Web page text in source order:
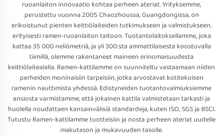
ruoanlaiton innovaatio kohtaa perheen ateriat. Yrityksemme,
perustettu vuonna 2005 Chaozhoussa, Guangdongissa, on
erikoistunut pienten keittiölaiteiden tutkimukseen ja valmistukseen,
erityisesti ramen-ruoanlaiton taitoon. Tuotantolaitoksellamme, joka
kattaa 35 000 neliömetriä, ja yli 300:sta ammattilaisesta koostuvalla
tiimillä, olemme rakentaneet maineen erinomaisuudesta
keittiölaitealalla. Ramen-kattilamme on suunniteltu vastaamaan niiden
perheiden moninaisiin tarpeisiin, jotka arvostavat kotitekoisen
ramenin nauttimista yhdessä. Edistyneiden tuotantovalmiuksiemme
ansiosta varmistamme, että jokainen kattila valmistetaan tarkasti ja
huolella noudattaen kansainvälisiä standardeja, kuten ISO, SGS ja BSCI.
Tutustu Ramen-kattilamme tuotteisiin ja nosta perheen ateriat uudelle
makutason ja mukavuuden tasolle.